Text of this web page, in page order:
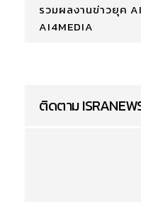
รวมผลงานข่าวยุค
AI4MEDIA
ติดตาม